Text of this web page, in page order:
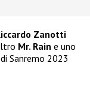
Zanotti
Mr. Rain e uno
Sanremo 2023